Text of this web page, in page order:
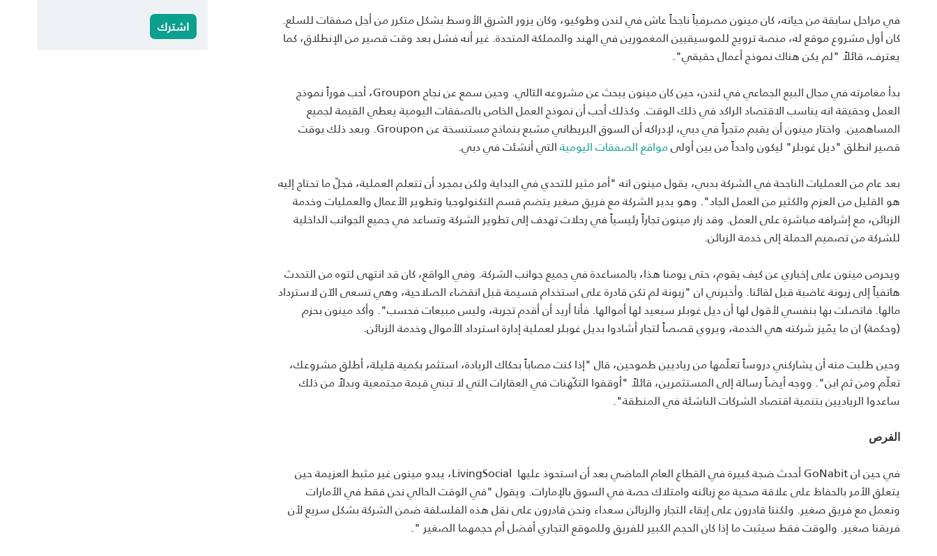
في مراحل سابقة من حياته، كان مينون مصرفياً ناجحاً عاش في لندن وطوكيو، وكان يزور الشرق الأوسط بشكل متكرر من أجل صفقات للسلع.
كان أول مشروع موقع له، منصة ترويج للموسيقيين المغمورين في الهند والمملكة المتحدة. غير أنه فشل بعد وقت قصير من الإنطلاق، كما
يعترف، قائلاً "لم يكن هناك نموذج أعمال حقيقي".
بدأ مغامرته في مجال البيع الجماعي في لندن، حين كان مينون يبحث عن مشروعه التالي. وحين سمع عن نجاح Groupon، أحب فوراً نموذج
العمل وحقيقة انه يناسب الاقتصاد الراكد في ذلك الوقت. وكذلك أحب أن نموذج العمل الخاص بالصفقات اليومية يعطي القيمة لجميع
المساهمين. واختار مينون أن يقيم متجراً في دبي، لإدراكه أن السوق البريطاني مشبع بنماذج مستنسخة عن Groupon. وبعد ذلك بوقت
قصير انطلق "ديل غوبلر" ليكون واحداً من بين أولىمواقع الصفقات اليوميةالتي أنشئت في دبي.
بعد عام من العمليات الناجحة في الشركة بدبي، يقول مينون انه "أمر مثير للتحدي في البداية ولكن بمجرد أن تتعلم العملية، فجلّ ما تحتاج إليه
هو القليل من العزم والكثير من العمل الجاد". وهو يدير الشركة مع فريق صغير يتضم قسم التكنولوجيا وتطوير الأعمال والعمليات وخدمة
الزبائن، مع إشرافه مباشرة على العمل. وقد زار مينون تجاراً رئيسياً في رحلات تهدف إلى تطوير الشركة وتساعد في جميع الجوانب الداخلية
للشركة من تصميم الحملة إلى خدمة الزبائن.
ويحرص مينون على إخباري عن كيف يقوم، حتى يومنا هذا، بالمساعدة في جميع جوانب الشركة. وفي الواقع، كان قد انتهى لتوه من التحدث
هاتفياً إلى زبونة غاضبة قبل لقائنا. وأخبرني ان "زبونة لم تكن قادرة على استخدام قسيمة قبل انقضاء الصلاحية، وهي تسعى الآن لاسترداد
مالها. فاتصلت بها بنفسي لأقول لها أن ديل غوبلر سيعيد لها أموالها. فأنا أريد أن أقدم تجربة، وليس مبيعات فحسب". وأكد مينون بحزم
(وحكمة) ان ما يمّيز شركته هي الخدمة، ويروي قصصاً لتجار أشادوا بديل غوبلر لعملية إدارة استرداد الأموال وخدمة الزبائن.
وحين طلبت منه أن يشاركني دروساً تعلّمها من رياديين طموحين، قال "إذا كنت مصاباً بحكاك الريادة، استثمر بكمية قليلة، أطلق مشروعك،
تعلّم ومن ثم ابن". ووجه أيضاً رسالة إلى المستثمرين، قائلاً "أوقفوا التكّهنات في العقارات التي لا تبني قيمة مجتمعية وبدلاً من ذلك
ساعدوا الرياديين بتنمية اقتصاد الشركات الناشئة في المنطقة".
الفرص
في حين ان GoNabit أحدث ضجة كبيرة في القطاع العام الماضي بعد أن استحوذ عليها LivingSocial، يبدو مينون غير مثبط العزيمة حين
يتعلق الأمر بالحفاظ على علاقة صحية مع زبائنه وامتلاك حصة في السوق بالإمارات. ويقول "في الوقت الحالي نحن فقط في الأمارات
ونعمل مع فريق صغير. ولكننا قادرون على إبقاء التجار والزبائن سعداء ونحن قادرون على نقل هذه الفلسلفة ضمن الشركة بشكل سريع لأن
فريقنا صغير. والوقت فقط سيثبت ما إذا كان الحجم الكبير للفريق وللموقع التجاري أفضل أم حجمهما الصغير ".
اشترك